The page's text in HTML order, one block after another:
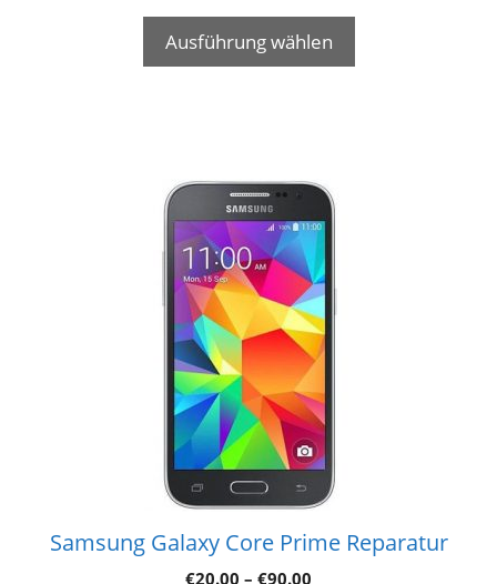
Ausführung wählen
Samsung Galaxy Core Prime Reparatur
€20.00 – €90.00